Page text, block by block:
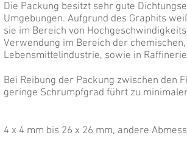
Die Packung besitzt sehr gute
Umgebungen. Aufgrund des Graphits
sie im Bereich von
Verwendung im Bereich der
Lebensmittelindustrie, sowie in
Bei Reibung der Packung zwischen den
geringe Schrumpfgrad führt zu
4 x 4 mm bis 26 x 26 mm, andere